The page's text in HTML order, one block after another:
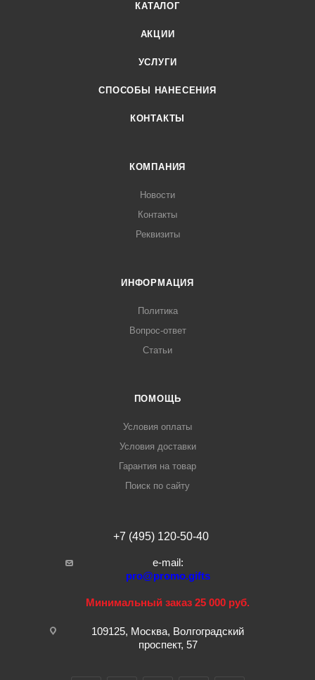
КАТАЛОГ
АКЦИИ
УСЛУГИ
СПОСОБЫ НАНЕСЕНИЯ
КОНТАКТЫ
КОМПАНИЯ
Новости
Контакты
Реквизиты
ИНФОРМАЦИЯ
Политика
Вопрос-ответ
Статьи
ПОМОЩЬ
Условия оплаты
Условия доставки
Гарантия на товар
Поиск по сайту
+7 (495) 120-50-40
e-mail:
pro@promo.gifts
Минимальный заказ 25 000 руб.
109125, Москва, Волгоградский
проспект, 57